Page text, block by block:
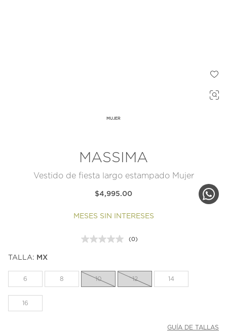
MUJER
MASSIMA
Vestido de fiesta largo estampado Mujer
$4,995.00
MESES SIN INTERESES
Sin
la
misma
(0)
TALLA: MX
6 8 10 12 14
16
GUÍA DE TALLAS